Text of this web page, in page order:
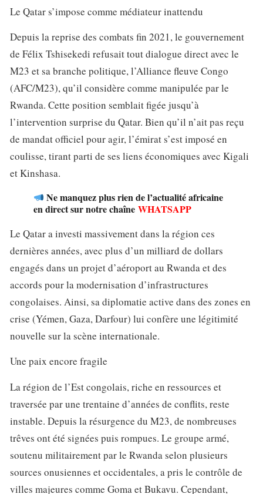
Le Qatar s’impose comme médiateur inattendu
Depuis la reprise des combats fin 2021, le gouvernement
de Félix Tshisekedi refusait tout dialogue direct avec le
M23 et sa branche politique, l’Alliance fleuve Congo
(AFC/M23), qu’il considère comme manipulée par le
Rwanda. Cette position semblait figée jusqu’à
l’intervention surprise du Qatar. Bien qu’il n’ait pas reçu
de mandat officiel pour agir, l’émirat s’est imposé en
coulisse, tirant parti de ses liens économiques avec Kigali
et Kinshasa.
Ne manquez plus rien de l’actualité africaine
en direct sur notre chaîne WHATSAPP
Le Qatar a investi massivement dans la région ces
dernières années, avec plus d’un milliard de dollars
engagés dans un projet d’aéroport au Rwanda et des
accords pour la modernisation d’infrastructures
congolaises. Ainsi, sa diplomatie active dans des zones en
crise (Yémen, Gaza, Darfour) lui confère une légitimité
nouvelle sur la scène internationale.
Une paix encore fragile
La région de l’Est congolais, riche en ressources et
traversée par une trentaine d’années de conflits, reste
instable. Depuis la résurgence du M23, de nombreuses
trêves ont été signées puis rompues. Le groupe armé,
soutenu militairement par le Rwanda selon plusieurs
sources onusiennes et occidentales, a pris le contrôle de
villes majeures comme Goma et Bukavu. Cependant,